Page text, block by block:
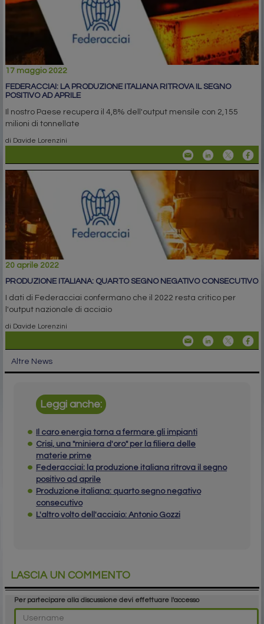
17 maggio 2022
FEDERACCIAI: LA PRODUZIONE ITALIANA RITROVA IL SEGNO
POSITIVO AD APRILE
Il nostro Paese recupera il 4,8% dell'output mensile con 2,155
milioni di tonnellate
di Davide Lorenzini
20 aprile 2022
PRODUZIONE ITALIANA: QUARTO SEGNO NEGATIVO CONSECUTIVO
I dati di Federacciai confermano che il 2022 resta critico per
l'output nazionale di acciaio
di Davide Lorenzini
Altre News
Leggi anche:
Il caro energia torna a fermare gli impianti
Crisi, una "miniera d'oro" per la filiera delle
materie prime
Federacciai: la produzione italiana ritrova il segno
positivo ad aprile
Produzione italiana: quarto segno negativo
consecutivo
L'altro volto dell'acciaio: Antonio Gozzi
LASCIA UN COMMENTO
Per partecipare alla discussione devi effettuare l'accesso